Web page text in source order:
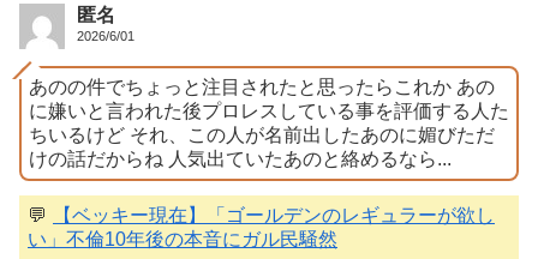
匿名
2026/6/01
あのの件でちょっと注目されたと思ったらこれか あの
に嫌いと言われた後プロレスしている事を評価する人た
ちいるけど それ、この人が名前出したあのに媚びただ
けの話だからね 人気出ていたあのと絡めるなら...
💬
【ベッキー現在】「ゴールデンのレギュラーが欲し
い」不倫10年後の本音にガル民騒然